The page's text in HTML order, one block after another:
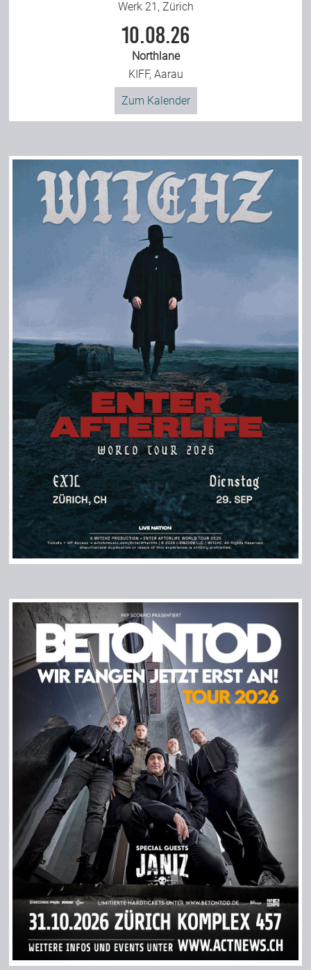
Werk 21, Zürich
10.08.26
Northlane
KIFF, Aarau
Zum Kalender